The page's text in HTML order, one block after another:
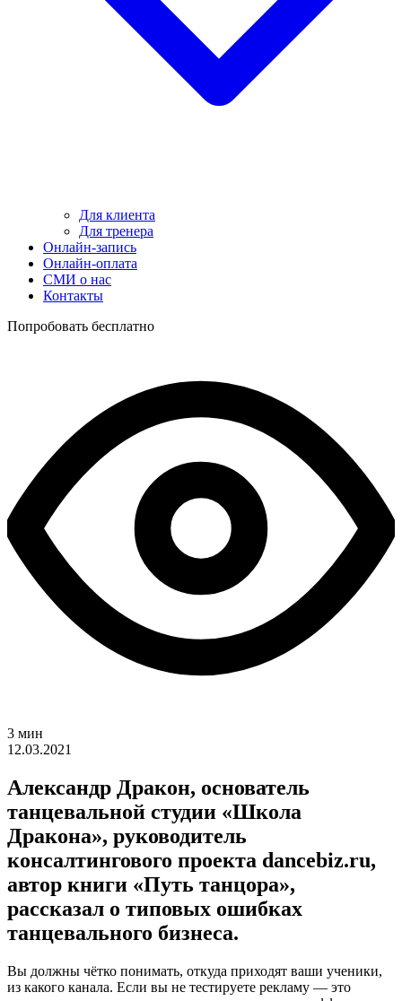
Для клиента
Для тренера
Онлайн-запись
Онлайн-оплата
СМИ о нас
Контакты
Попробовать бесплатно
3 мин
12.03.2021
Александр Дракон, основатель
танцевальной студии «Школа
Дракона», руководитель
консалтингового проекта dancebiz.ru,
автор книги «Путь танцора»,
рассказал о типовых ошибках
танцевального бизнеса.
Вы должны чётко понимать, откуда приходят ваши ученики,
из какого канала. Если вы не тестируете рекламу — это